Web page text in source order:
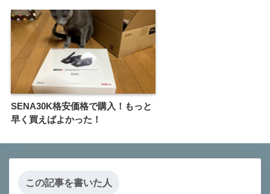
SENA30K格安価格で購入！もっと
早く買えばよかった！
この記事を書いた人